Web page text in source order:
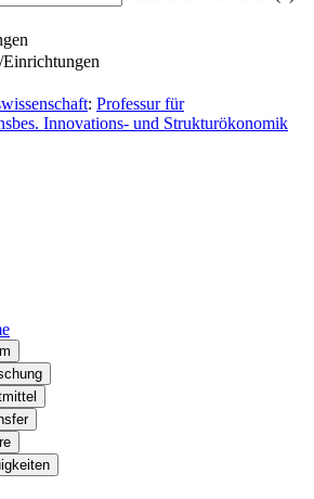
: Professur für
Innovations- und Strukturökonomik